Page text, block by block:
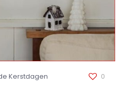
Kerstdagen 0